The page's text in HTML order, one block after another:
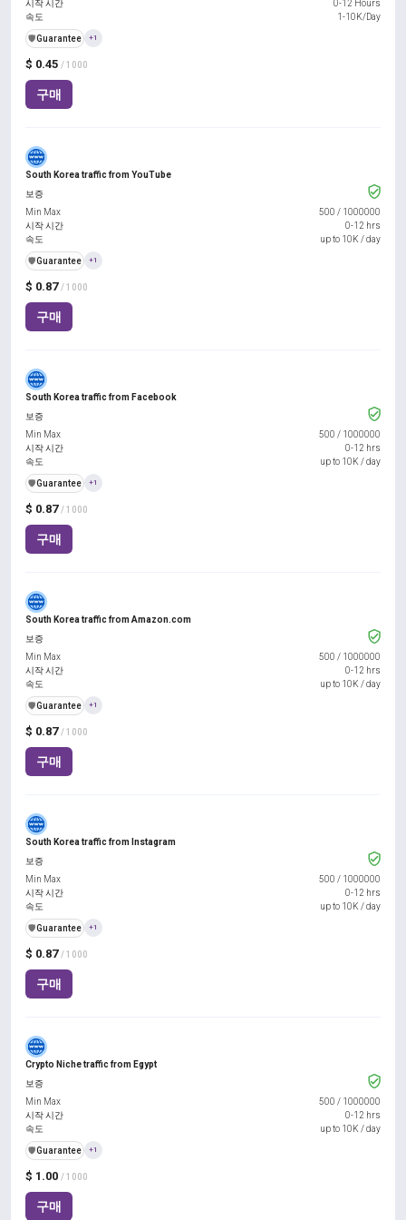
$ 0.45 / 1000
구매
시작 시간
0-12 Hours
속도
1-10K/Day
️🛡️Guarantee +1
South Korea traffic from YouTube
$ 0.87 / 1000
구매
보증
Min Max
500 / 1000000
시작 시간
0-12 hrs
속도
up to 10K / day
️🛡️Guarantee +1
South Korea traffic from Facebook
$ 0.87 / 1000
구매
보증
Min Max
500 / 1000000
시작 시간
0-12 hrs
속도
up to 10K / day
️🛡️Guarantee +1
South Korea traffic from Amazon.com
$ 0.87 / 1000
구매
보증
Min Max
500 / 1000000
시작 시간
0-12 hrs
속도
up to 10K / day
️🛡️Guarantee +1
South Korea traffic from Instagram
$ 0.87 / 1000
구매
보증
Min Max
500 / 1000000
시작 시간
0-12 hrs
속도
up to 10K / day
️🛡️Guarantee +1
Crypto Niche traffic from Egypt
$ 1.00 / 1000
구매
보증
Min Max
500 / 1000000
시작 시간
0-12 hrs
속도
up to 10K / day
️🛡️Guarantee +1